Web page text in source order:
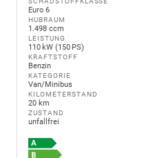
Euro 6
HUBRAUM
1.498 ccm
LEISTUNG
110 kW (150 PS)
KRAFTSTOFF
Benzin
KATEGORIE
Van/Minibus
KILOMETERSTAND
20 km
ZUSTAND
unfallfrei